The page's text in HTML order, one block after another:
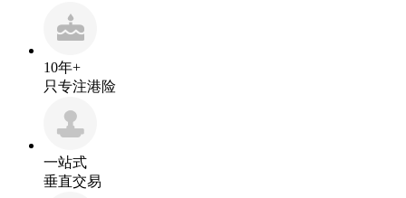
10年+
只专注港险
一站式
垂直交易